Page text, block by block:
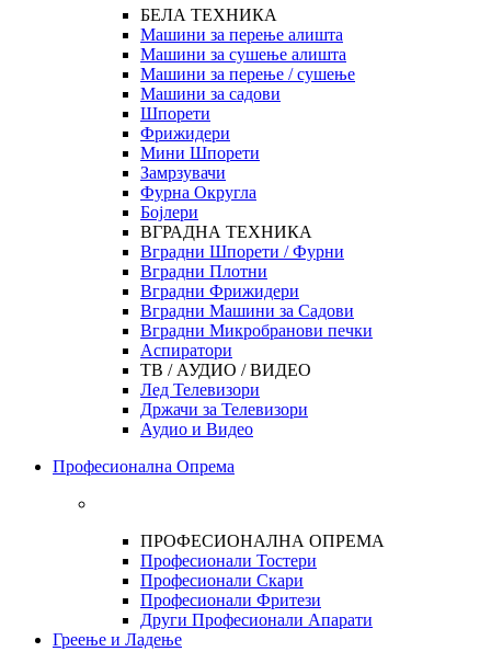
БЕЛА ТЕХНИКА
Машини за перење алишта
Машини за сушење алишта
Машини за перење / сушење
Машини за садови
Шпорети
Фрижидери
Мини Шпорети
Замрзувачи
Фурна Округла
Бојлери
ВГРАДНА ТЕХНИКА
Вградни Шпорети / Фурни
Вградни Плотни
Вградни Фрижидери
Вградни Машини за Садови
Вградни Микробранови печки
Аспиратори
ТВ / АУДИО / ВИДЕО
Лед Телевизори
Држачи за Телевизори
Аудио и Видео
Професионална Опрема
ПРОФЕСИОНАЛНА ОПРЕМА
Професионали Тостери
Професионали Скари
Професионали Фритези
Други Професионали Апарати
Греење и Ладење